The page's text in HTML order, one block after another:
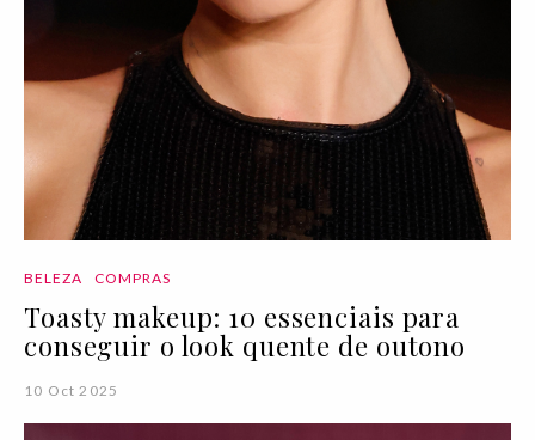
BELEZA COMPRAS
Toasty makeup: 10 essenciais para
conseguir o look quente de outono
10 Oct 2025